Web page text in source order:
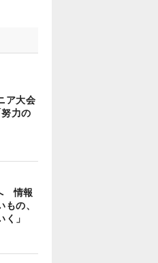
ア大会
力の
情報
の、
」